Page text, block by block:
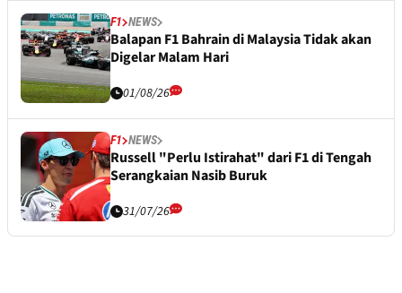
F1 NEWS
Balapan F1 Bahrain di Malaysia Tidak akan
Digelar Malam Hari
01/08/26
F1 NEWS
Russell "Perlu Istirahat" dari F1 di Tengah
Serangkaian Nasib Buruk
31/07/26